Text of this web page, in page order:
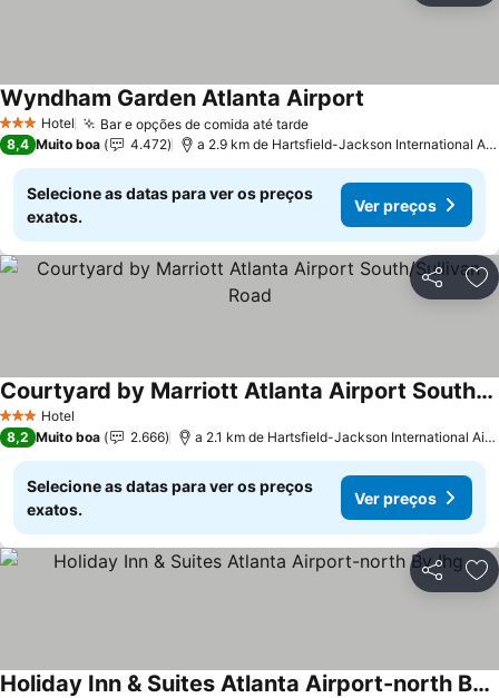
3 EstrelasHotel Bar e opções de comida até tarde
Wyndham Garden Atlanta Airport
8,4 Muito boa 4.472 a 2.9 km de Hartsfield-Jackson International Airport
Selecione as datas para ver os preços
exatos.
Ver preços
Partilhar
3 EstrelasHotel
Courtyard by Marriott Atlanta Airport South/Sullivan Road
8,2 Muito boa 2.666 a 2.1 km de Hartsfield-Jackson International Airport
Selecione as datas para ver os preços
exatos.
Ver preços
Partilhar
Holiday Inn & Suites Atlanta Airport-north By Ihg